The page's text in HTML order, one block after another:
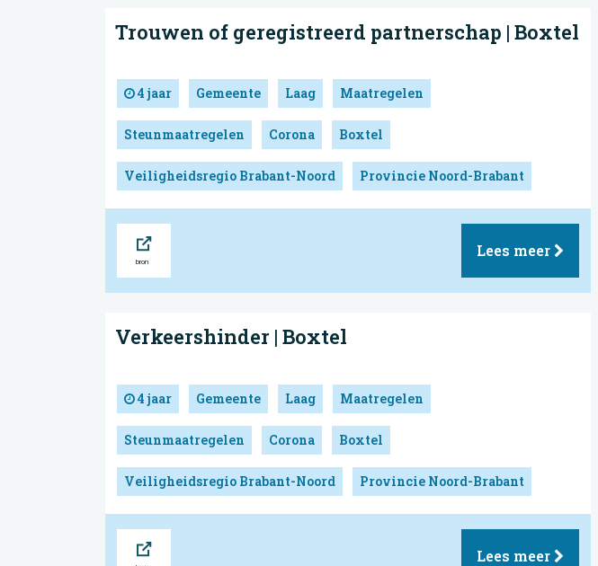
Trouwen of geregistreerd partnerschap | Boxtel
4 jaar Gemeente Laag Maatregelen
Steunmaatregelen Corona Boxtel
Veiligheidsregio Brabant-Noord Provincie Noord-Brabant
Lees meer
Verkeershinder | Boxtel
4 jaar Gemeente Laag Maatregelen
Steunmaatregelen Corona Boxtel
Veiligheidsregio Brabant-Noord Provincie Noord-Brabant
Lees meer